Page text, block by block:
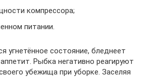
компрессора;
питании.
угнетённое состояние, бледнеет
Рыбка негативно реагируют
убежища при уборке. Заселяя